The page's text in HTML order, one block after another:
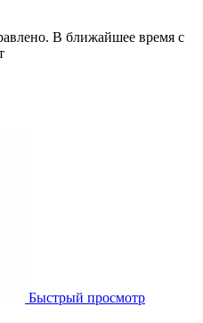
В ближайшее время с
Быстрый просмотр